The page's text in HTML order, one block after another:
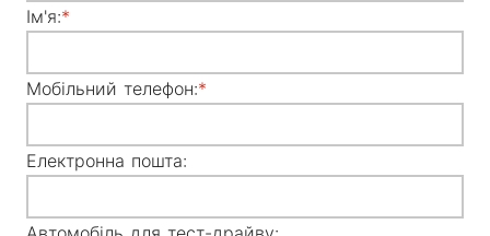
Ім'я:
Мобільний телефон:
Електронна пошта: